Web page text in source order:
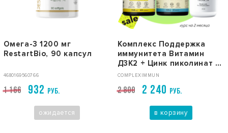
Омега-3 1200 мг
RestartBio, 90 капсул
4680169560766
1 166 932 РУБ.
ожидается
Комплекс Поддержка
иммунитета Витамин
Д3К2 + Цинк пиколинат +
Жидкий витамин С L-
COMPLEXIMMUN
2 800 2 240 РУБ.
в корзину